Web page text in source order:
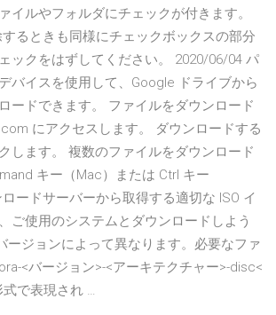
イルやフォルダにチェックが付きます。
るときも同様にチェックボックスの部分
ックをはずしてください。 2020/06/04 パ
バイスを使用して、Google ドライブから
ードできます。 ファイルをダウンロード
にアクセスします。 ダウンロードする
します。 複数のファイルをダウンロード
キー（Mac）または Ctrl キー
ロードサーバーから取得する適切な ISO イ
ご使用のシステムとダウンロードしよう
ージョンによって異なります。必要なファ
<バージョン>-<アーキテクチャー>-disc<
で表現され …